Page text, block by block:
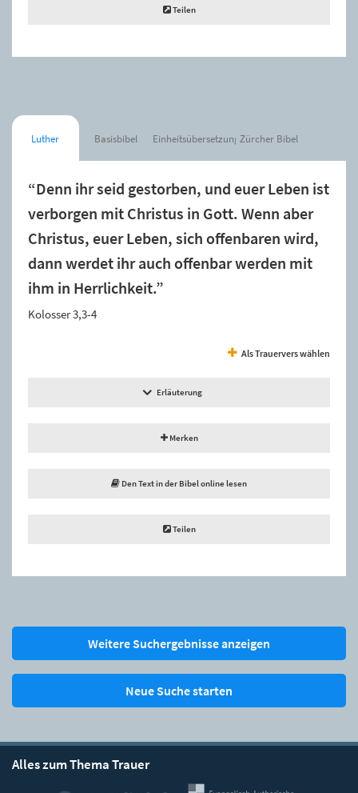
Teilen
Luther Basisbibel Einheitsübersetzung Zürcher Bibel
“Denn ihr seid gestorben, und euer Leben ist
verborgen mit Christus in Gott. Wenn aber
Christus, euer Leben, sich offenbaren wird,
dann werdet ihr auch offenbar werden mit
ihm in Herrlichkeit.”
Kolosser 3,3-4
Als Trauervers wählen
Erläuterung
Merken
Den Text in der Bibel online lesen
Teilen
Weitere Suchergebnisse anzeigen
Neue Suche starten
Alles zum Thema Trauer